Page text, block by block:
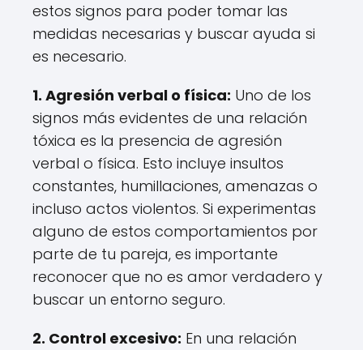
estos signos para poder tomar las
medidas necesarias y buscar ayuda si
es necesario.
1. Agresión verbal o física: Uno de los
signos más evidentes de una relación
tóxica es la presencia de agresión
verbal o física. Esto incluye insultos
constantes, humillaciones, amenazas o
incluso actos violentos. Si experimentas
alguno de estos comportamientos por
parte de tu pareja, es importante
reconocer que no es amor verdadero y
buscar un entorno seguro.
2. Control excesivo: En una relación